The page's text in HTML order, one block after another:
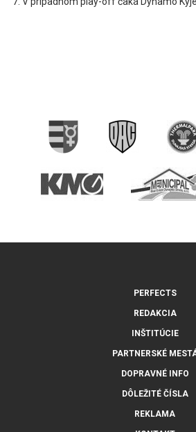
PERFECTS
REDAKCIA
INŠTITÚCIE
PARTNERSKÉ
DOPRAVNÉ INFO
DÔLEŽITÉ ČÍSLA
REKLAMA